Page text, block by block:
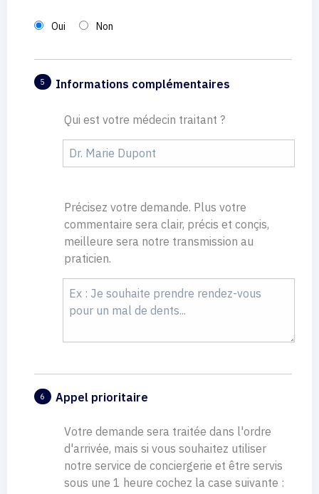
Oui Non
5 Informations complémentaires
Qui est votre médecin traitant ?
Précisez votre demande. Plus votre
commentaire sera clair, précis et conçis,
meilleure sera notre transmission au
praticien.
6 Appel prioritaire
Votre demande sera traitée dans l'ordre
d'arrivée, mais si vous souhaitez utiliser
notre service de conciergerie et être servis
sous une 1 heure cochez la case suivante :